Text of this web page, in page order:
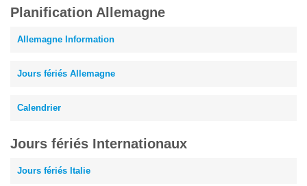
Planification Allemagne
Allemagne Information
Jours fériés Allemagne
Calendrier
Jours fériés Internationaux
Jours fériés Italie